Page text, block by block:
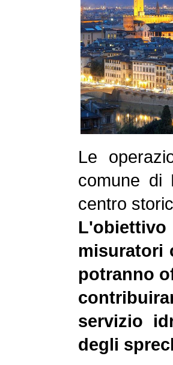
Le
comune di
centro
misuratori
potranno
servizio
degli